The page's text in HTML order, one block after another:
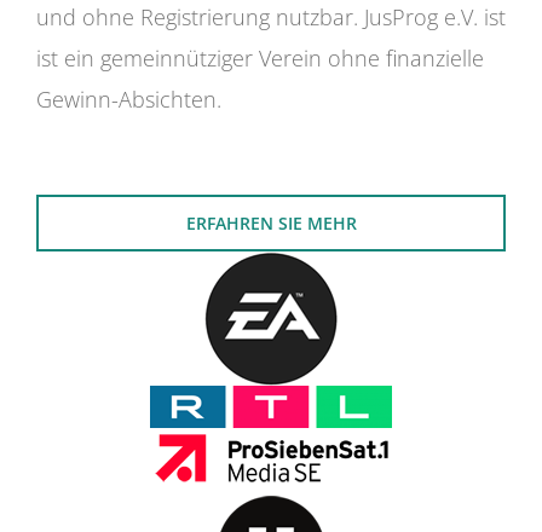
und ohne Registrierung nutzbar. JusProg e.V. ist
ist ein gemeinnütziger Verein ohne finanzielle
Gewinn-Absichten.
ERFAHREN SIE MEHR